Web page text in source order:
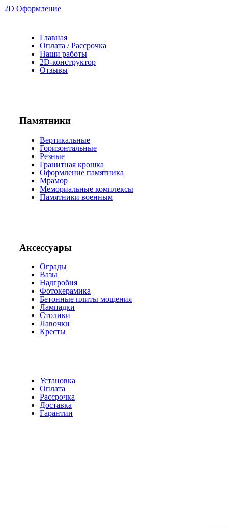
2D Оформление
Главная
Оплата / Рассрочка
Наши работы
2D-конструктор
Отзывы
Памятники
Вертикальные
Горизонтальные
Резные
Гранитная крошка
Оформление памятника
Мрамор
Мемориальные комплексы
Памятники военным
Аксессуары
Ограды
Вазы
Надгробия
Фотокерамика
Бетонные плиты мощения
Лампадки
Столики
Лавочки
Кресты
Установка
Оплата
Рассрочка
Доставка
Гарантии